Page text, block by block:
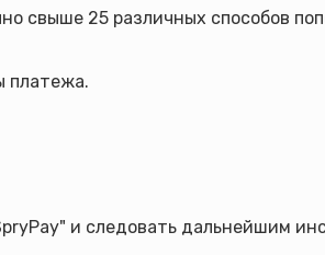
свыше 25 различных способов
платежа.
и следовать дальнейшим